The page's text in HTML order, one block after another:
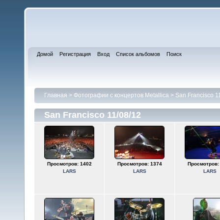
Домой Регистрация Вход Список альбомов Поиск
Главная > Фотографии с концертов Metallica > San Francisco
San Francisco 11/08/12
Просмотров: 1402
LARS
Просмотров: 1374
LARS
Просмотров:
LARS